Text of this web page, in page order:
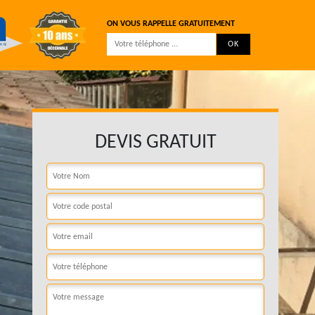
ON VOUS RAPPELLE GRATUITEMENT
DEVIS GRATUIT